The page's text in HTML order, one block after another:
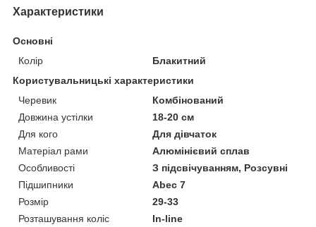
Характеристики
Основні
Колір
Блакитний
Користувальницькі характеристики
Черевик
Комбінований
Довжина устілки
18-20 см
Для кого
Для дівчаток
Матеріал рами
Алюмінієвий сплав
Особливості
З підсвічуванням, Розсувні
Підшипники
Abec 7
Розмір
29-33
Розташування коліс
In-line